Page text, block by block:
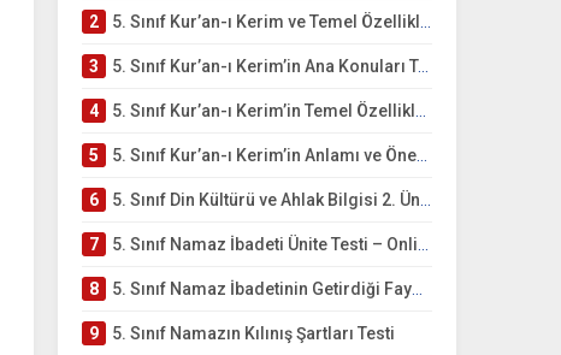
2 5. Sınıf Kur’an-ı Kerim ve Temel Özellikleri Testi – Online Çöz
3 5. Sınıf Kur’an-ı Kerim’in Ana Konuları Testi – Online Çöz
4 5. Sınıf Kur’an-ı Kerim’in Temel Özellikleri ve Önemi Testi – Online Çöz
5 5. Sınıf Kur’an-ı Kerim’in Anlamı ve Önemi Testi – Online Çöz
6 5. Sınıf Din Kültürü ve Ahlak Bilgisi 2. Ünite: Namaz İbadeti Çalışmaları
7 5. Sınıf Namaz İbadeti Ünite Testi – Online Çöz
8 5. Sınıf Namaz İbadetinin Getirdiği Faydalar Testi
9 5. Sınıf Namazın Kılınış Şartları Testi